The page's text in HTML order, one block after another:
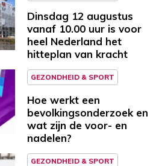
Dinsdag 12 augustus
vanaf 10.00 uur is voor
heel Nederland het
hitteplan van kracht
GEZONDHEID & SPORT
Hoe werkt een
bevolkingsonderzoek en
wat zijn de voor- en
nadelen?
GEZONDHEID & SPORT